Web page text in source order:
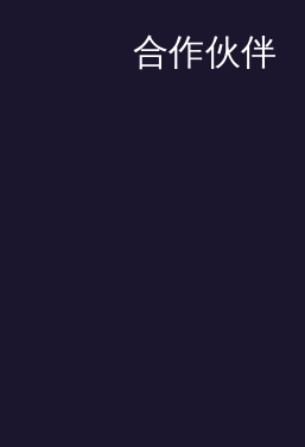
合作伙伴